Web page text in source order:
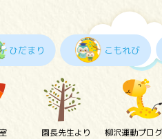
ひだまり こもれび
園長先生より 柳沢運動プロ